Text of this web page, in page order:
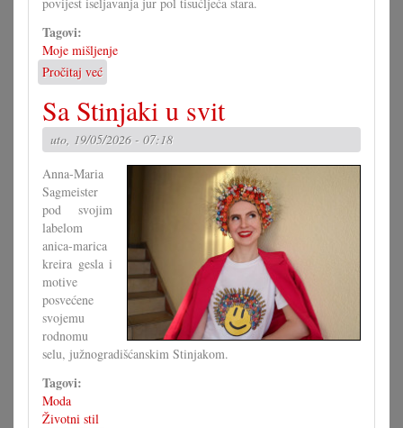
Tagovi:
Moje mišljenje
Pročitaj već
Črpiti
znanje
iz
i
Hrvatskoj
Sa Stinjaki u svit
uto, 19/05/2026 - 07:18
Anna-Maria
Sagmeister
pod svojim
labelom
anica-marica
kreira gesla i
motive
posvećene
svojemu
rodnomu
selu, južnogradišćanskim Stinjakom.
Tagovi:
Moda
Životni stil